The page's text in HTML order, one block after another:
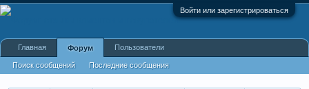
Войти или зарегистрироваться
Главная Форум
Поиск сообщений Последние сообщения
Пользователи